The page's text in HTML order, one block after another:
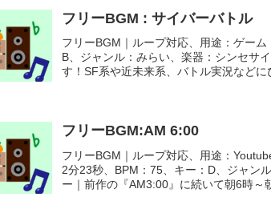
フリーBGM : サイバーバトル
フリーBGM｜ループ対応、用途：ゲー
B、ジャンル：みらい、楽器：シンセサ
す！SF系や近未来系、バトル実況などに
フリーBGM:AM 6:00
フリーBGM｜ループ対応、用途：
2分23秒、BPM：75、キー：D、ジャン
ー｜前作の『AM3:00』に続いて朝6時